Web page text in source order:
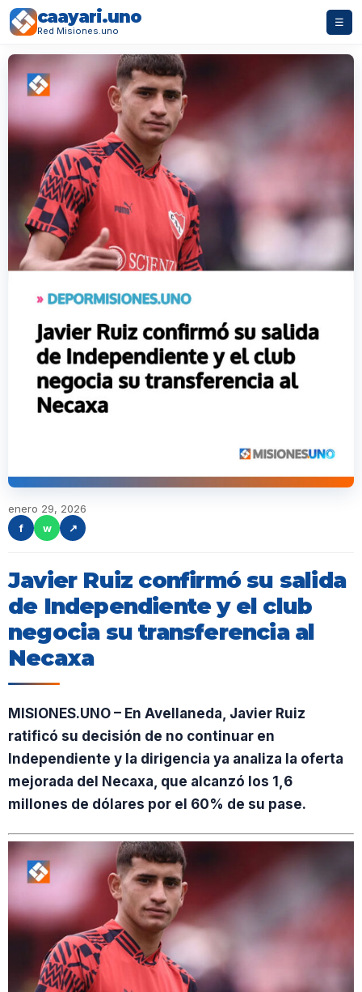
caayari.uno
Red Misiones.uno
☰
enero 29, 2026
f
w ↗
Javier Ruiz confirmó su salida
de Independiente y el club
negocia su transferencia al
Necaxa
MISIONES.UNO – En Avellaneda, Javier Ruiz
ratificó su decisión de no continuar en
Independiente y la dirigencia ya analiza la oferta
mejorada del Necaxa, que alcanzó los 1,6
millones de dólares por el 60% de su pase.